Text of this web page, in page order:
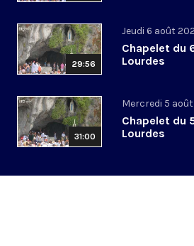
29:56
Jeudi 6 août
Chapelet du
Lourdes
31:00
Mercredi 5
Chapelet du
Lourdes